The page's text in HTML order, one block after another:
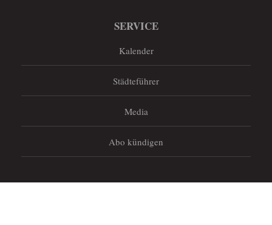
SERVICE
Kalender
Städteführer
Media
Abo kündigen